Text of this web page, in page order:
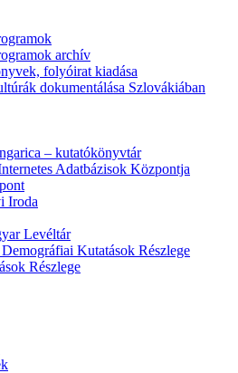
archív
folyóirat kiadása
dokumentálása Szlovákiában
– kutatókönyvtár
Adatbázisok Központja
Iroda
Levéltár
Kutatások Részlege
Részlege